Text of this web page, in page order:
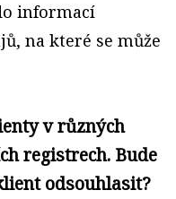
informací
na které se může
v různých
registrech. Bude
odsouhlasit?